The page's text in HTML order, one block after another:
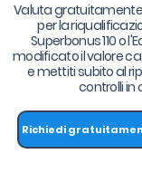
Valuta
per la
Superbonus 110 o
modificato il valore
e mettiti subito al
controlli in